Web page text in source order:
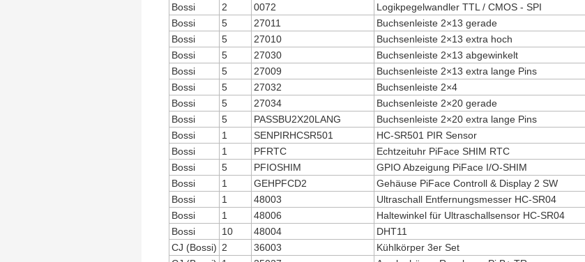
Bossi
2 0072 Logikpegelwandler TTL / CMOS - SPI
Bossi
5 27011 Buchsenleiste 2×13 gerade
Bossi
5 27010 Buchsenleiste 2×13 extra hoch
Bossi
5 27030 Buchsenleiste 2×13 abgewinkelt
Bossi
5 27009 Buchsenleiste 2×13 extra lange Pins
Bossi
5 27032 Buchsenleiste 2×4
Bossi
5 27034 Buchsenleiste 2×20 gerade
Bossi
5 PASSBU2X20LANG Buchsenleiste 2×20 extra lange Pins
Bossi
1 SENPIRHCSR501 HC-SR501 PIR Sensor
Bossi
1 PFRTC Echtzeituhr PiFace SHIM RTC
Bossi
5 PFIOSHIM GPIO Abzeigung PiFace I/O-SHIM
Bossi
1 GEHPFCD2 Gehäuse PiFace Controll & Display 2 SW
Bossi
1 48003 Ultraschall Entfernungsmesser HC-SR04
Bossi
1 48006 Haltewinkel für Ultraschallsensor HC-SR04
Bossi
10 48004 DHT11
CJ (Bossi) 2 36003 Kühlkörper 3er Set